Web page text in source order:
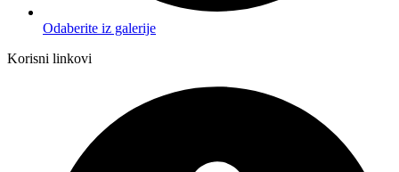
Odaberite iz galerije
Korisni linkovi